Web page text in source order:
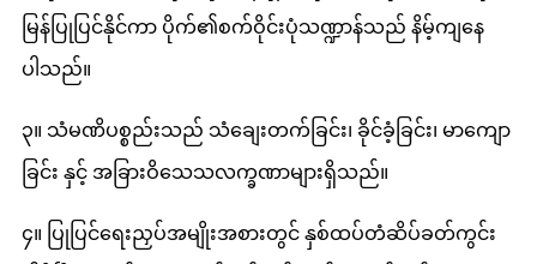
မြန်ပြုပြင်နိုင်ကာ ပိုက်၏စက်ဝိုင်းပုံသဏ္ဍာန်သည် နိမ့်ကျနေ
ပါသည်။
၃။ သံမဏိပစ္စည်းသည် သံချေးတက်ခြင်း၊ ခိုင်ခံ့ခြင်း၊ မာကျော
ခြင်း နှင့် အခြားဝိသေသလက္ခဏာများရှိသည်။
၄။ ပြုပြင်ရေးညှပ်အမျိုးအစားတွင် နှစ်ထပ်တံဆိပ်ခတ်ကွင်း